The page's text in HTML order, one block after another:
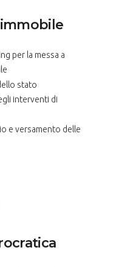
per la messa a
stato
interventi di
e versamento delle